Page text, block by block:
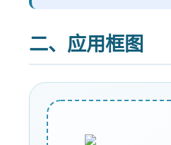
二、应用框图